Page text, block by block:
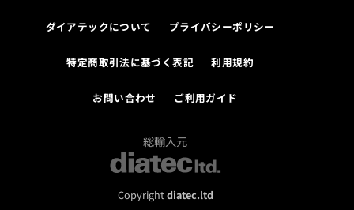
ダイアテックについて プライバシーポリシー
特定商取引法に基づく表記 利用規約
お問い合わせ ご利用ガイド
総輸入元
Copyrightdiatec.ltd